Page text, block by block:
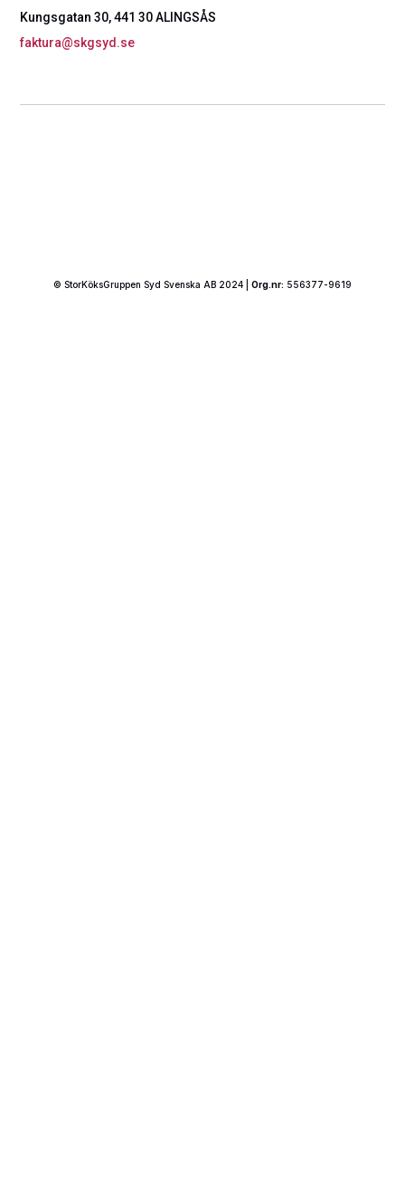
Kungsgatan 30, 441 30 ALINGSÅS
faktura@skgsyd.se
© StorKöksGruppen Syd Svenska AB 2024 | Org.nr: 556377-9619